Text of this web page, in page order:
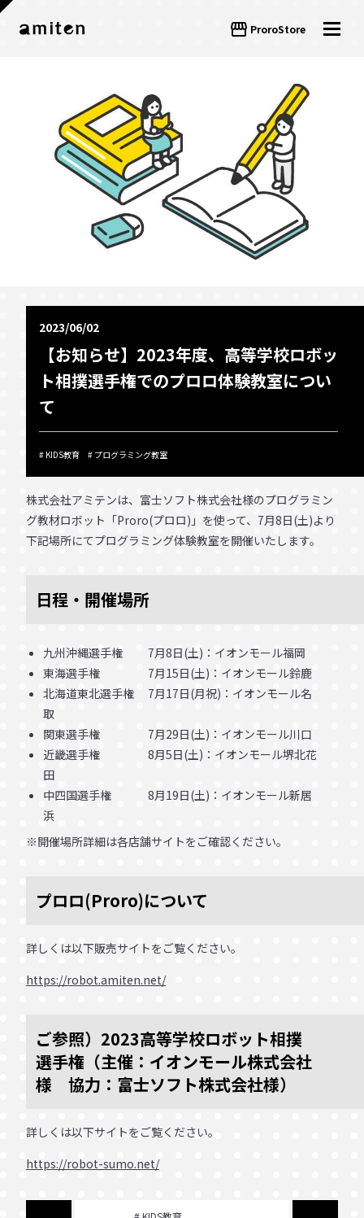
storefront ProroStore
2023/06/02
【お知らせ】2023年度、高等学校ロボッ
ト相撲選手権でのプロロ体験教室につい
て
KIDS教育 プログラミング教室
株式会社アミテンは、富士ソフト株式会社様のプログラミン
グ教材ロボット「Proro(プロロ)」を使って、7月8日(土)より
下記場所にてプログラミング体験教室を開催いたします。
日程・開催場所
九州沖縄選手権 7月8日(土)：イオンモール福岡
東海選手権 7月15日(土)：イオンモール鈴鹿
北海道東北選手権 7月17日(月祝)：イオンモール名
取
関東選手権 7月29日(土)：イオンモール川口
近畿選手権 8月5日(土)：イオンモール堺北花
田
中四国選手権 8月19日(土)：イオンモール新居
浜
※開催場所詳細は各店舗サイトをご確認ください。
プロロ(Proro)について
詳しくは以下販売サイトをご覧ください。
https://robot.amiten.net/
ご参照）2023高等学校ロボット相撲
選手権（主催：イオンモール株式会社
様 協力：富士ソフト株式会社様）
詳しくは以下サイトをご覧ください。
https://robot-sumo.net/